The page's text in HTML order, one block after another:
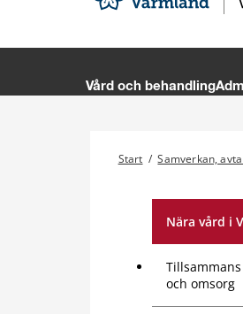
Vård och behandling
Start / Samverkan,
Nära vård i
och omsorg